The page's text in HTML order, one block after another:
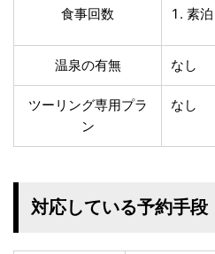
食事回数 素
温泉の有無 なし
ツーリング専用プラ
ン
なし
対応している予約手段